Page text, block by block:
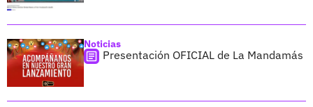
Noticias
Presentación OFICIAL de La Mandamás